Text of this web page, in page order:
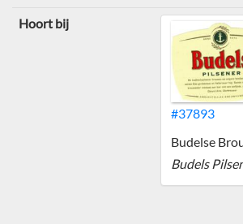
Hoort bij
#37893
Budelse
Budels